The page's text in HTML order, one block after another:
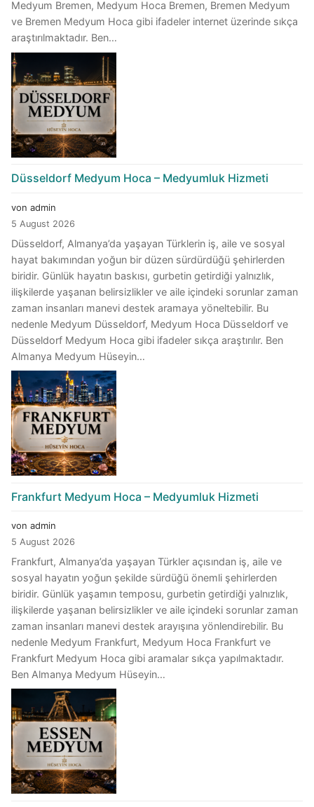
Medyum Bremen, Medyum Hoca Bremen, Bremen Medyum
ve Bremen Medyum Hoca gibi ifadeler internet üzerinde sıkça
araştırılmaktadır. Ben…
Düsseldorf Medyum Hoca – Medyumluk Hizmeti
von admin
5 August 2026
Düsseldorf, Almanya’da yaşayan Türklerin iş, aile ve sosyal
hayat bakımından yoğun bir düzen sürdürdüğü şehirlerden
biridir. Günlük hayatın baskısı, gurbetin getirdiği yalnızlık,
ilişkilerde yaşanan belirsizlikler ve aile içindeki sorunlar zaman
zaman insanları manevi destek aramaya yöneltebilir. Bu
nedenle Medyum Düsseldorf, Medyum Hoca Düsseldorf ve
Düsseldorf Medyum Hoca gibi ifadeler sıkça araştırılır. Ben
Almanya Medyum Hüseyin…
Frankfurt Medyum Hoca – Medyumluk Hizmeti
von admin
5 August 2026
Frankfurt, Almanya’da yaşayan Türkler açısından iş, aile ve
sosyal hayatın yoğun şekilde sürdüğü önemli şehirlerden
biridir. Günlük yaşamın temposu, gurbetin getirdiği yalnızlık,
ilişkilerde yaşanan belirsizlikler ve aile içindeki sorunlar zaman
zaman insanları manevi destek arayışına yönlendirebilir. Bu
nedenle Medyum Frankfurt, Medyum Hoca Frankfurt ve
Frankfurt Medyum Hoca gibi aramalar sıkça yapılmaktadır.
Ben Almanya Medyum Hüseyin…